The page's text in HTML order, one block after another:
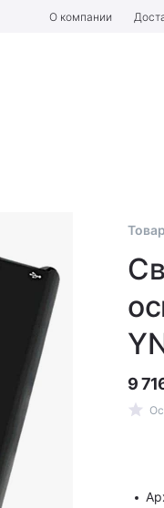
О компании
9